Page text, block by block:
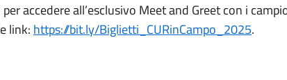
accedere all’esclusivo Meet and Greet con i
link: https://bit.ly/Biglietti_CURinCampo_2025.